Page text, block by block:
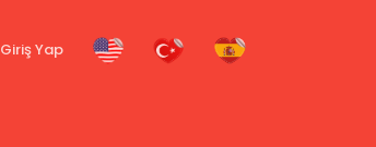
Giriş Yap